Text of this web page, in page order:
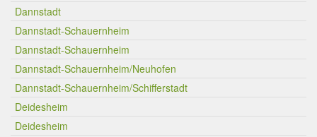
Dannstadt
Dannstadt-Schauernheim
Dannstadt-Schauernheim
Dannstadt-Schauernheim/Neuhofen
Dannstadt-Schauernheim/Schifferstadt
Deidesheim
Deidesheim